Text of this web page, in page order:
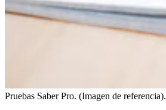
Pruebas Saber Pro. (Imagen de referencia).